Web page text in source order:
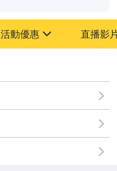
活動優惠 直播影